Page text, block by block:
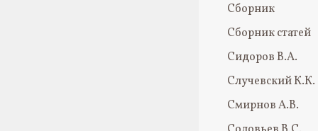
Сборник
Сборник статей
Сидоров В.А.
Случевский К.К.
Смирнов А.В.